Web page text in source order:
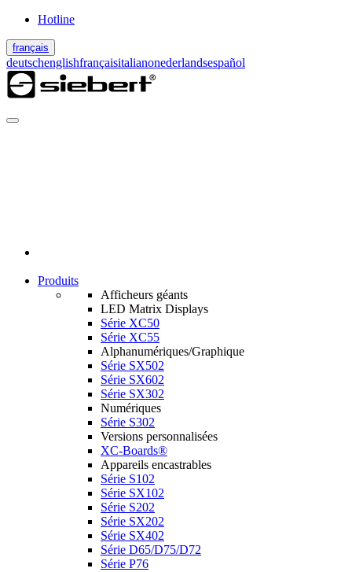
Hotline
français
deutschenglishfrançaisitalianonederlandsespañol
Produits
Afficheurs géants
LED Matrix Displays
Série XC50
Série XC55
Alphanumériques/Graphique
Série SX502
Série SX602
Série SX302
Numériques
Série S302
Versions personnalisées
XC-Boards®
Appareils encastrables
Série S102
Série SX102
Série S202
Série SX202
Série SX402
Série D65/D75/D72
Série P76